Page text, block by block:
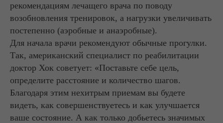
рекомендациям лечащего врача по поводу
возобновления тренировок, а нагрузки увеличивать
постепенно (аэробные и анаэробные).
Для начала врачи рекомендуют обычные прогулки.
Так, американский специалист по реабилитации
доктор Хок советует: «Поставьте себе цель,
определите расстояние и количество шагов.
Благодаря этим нехитрым приемам вы будете
видеть, как совершенствуетесь и как улучшается
ваше состояние. А как только добьетесь значимых